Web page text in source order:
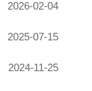
2026-02-04
2025-07-15
2024-11-25